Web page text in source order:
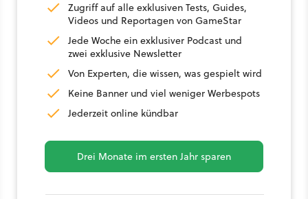
Zugriff auf alle exklusiven Tests, Guides,
Videos und Reportagen von GameStar
Jede Woche ein exklusiver Podcast und
zwei exklusive Newsletter
Von Experten, die wissen, was gespielt wird
Keine Banner und viel weniger Werbespots
Jederzeit online kündbar
Drei Monate im ersten Jahr sparen